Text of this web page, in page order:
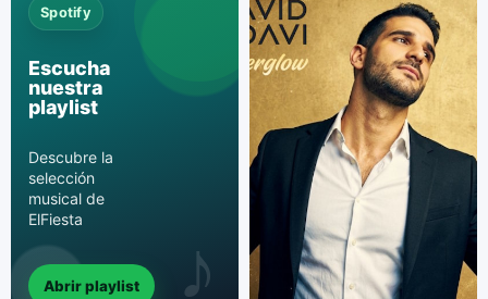
Spotify
Escucha
nuestra
playlist
Descubre la
selección
musical de
ElFiesta
Abrir playlist